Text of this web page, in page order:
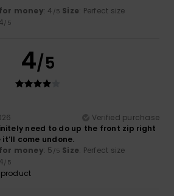
money: 4 /5 Size: Perfect size
/5
4/5
Verified purchase
need to do up the front zip right
come undone.
money: 5 /5 Size: Perfect size
/5